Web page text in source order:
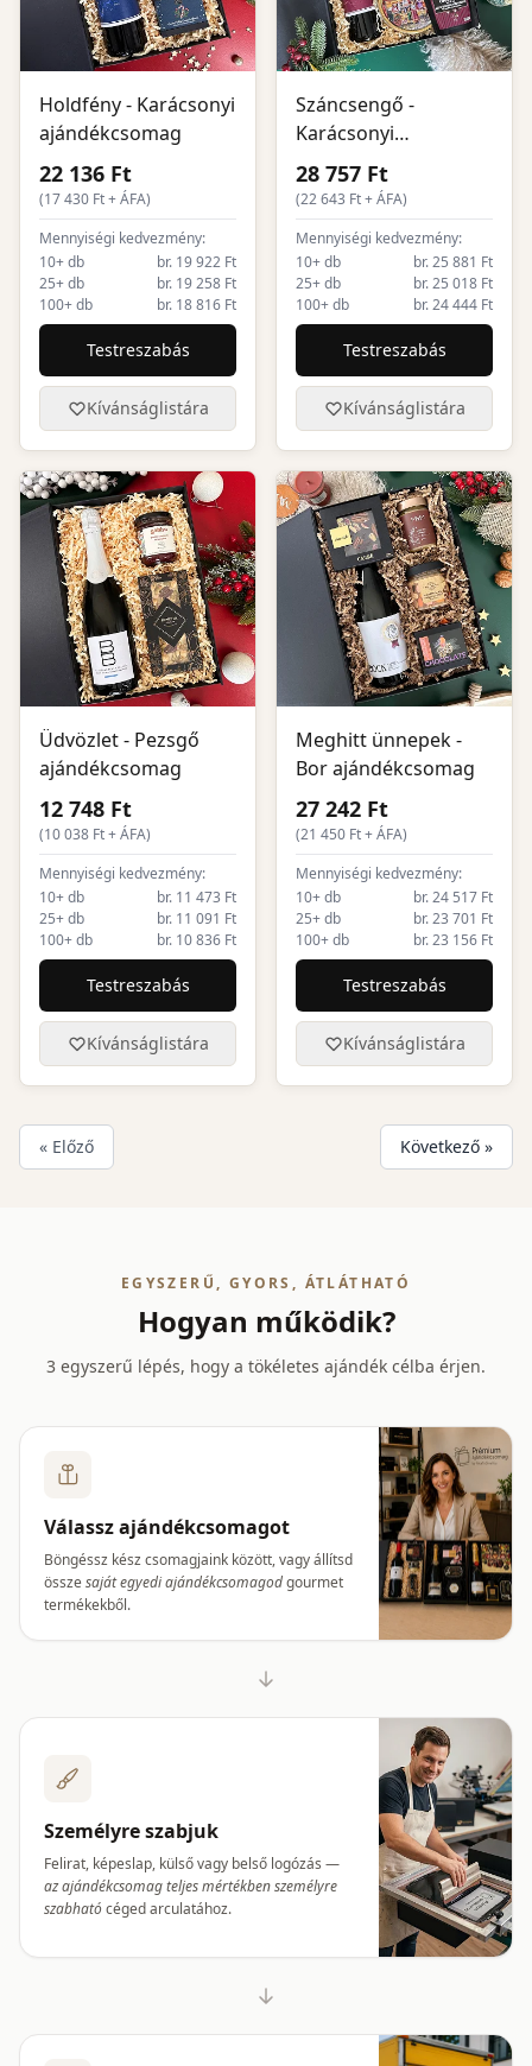
Holdfény - Karácsonyi
ajándékcsomag
22 136 Ft
(17 430 Ft + ÁFA)
Mennyiségi kedvezmény:
10+ db
br. 19 922 Ft
25+ db
br. 19 258 Ft
100+ db
br. 18 816 Ft
Testreszabás
Kívánságlistára
Száncsengő -
Karácsonyi
ajándékcsomag
28 757 Ft
(22 643 Ft + ÁFA)
Mennyiségi kedvezmény:
10+ db
br. 25 881 Ft
25+ db
br. 25 018 Ft
100+ db
br. 24 444 Ft
Testreszabás
Kívánságlistára
Üdvözlet - Pezsgő
ajándékcsomag
12 748 Ft
(10 038 Ft + ÁFA)
Mennyiségi kedvezmény:
10+ db
br. 11 473 Ft
25+ db
br. 11 091 Ft
100+ db
br. 10 836 Ft
Testreszabás
Kívánságlistára
Meghitt ünnepek -
Bor ajándékcsomag
27 242 Ft
(21 450 Ft + ÁFA)
Mennyiségi kedvezmény:
10+ db
br. 24 517 Ft
25+ db
br. 23 701 Ft
100+ db
br. 23 156 Ft
Testreszabás
Kívánságlistára
« Előző Következő »
EGYSZERŰ, GYORS, ÁTLÁTHATÓ
Hogyan működik?
3 egyszerű lépés, hogy a tökéletes ajándék célba érjen.
Válassz ajándékcsomagot
Böngéssz kész csomagjaink között, vagy állítsd
összesaját egyedi ajándékcsomagodgourmet
termékekből.
Személyre szabjuk
Felirat, képeslap, külső vagy belső logózás —
az ajándékcsomag teljes mértékben személyre
szabhatócéged arculatához.